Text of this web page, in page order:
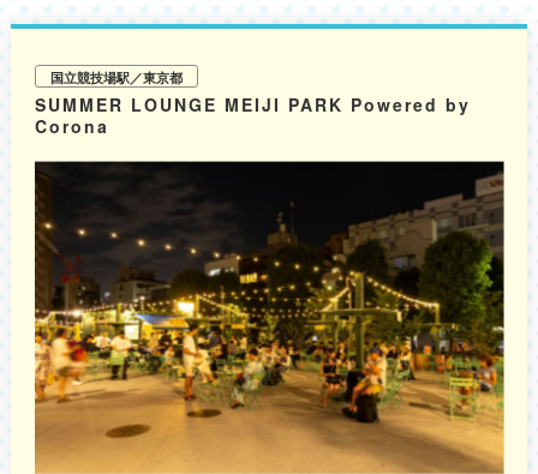
適にプレイ！「体感型スポーツゲーム」 プレイヤーの実際の動きに合わせ
効いた涼しい室内だからこそ、全身を使ったアクティビティを全力でプレイ
していただけます。 ④キンキンに冷えたラムネで乾杯！ 会場入口やデッキ
付近では、夏祭りのマストアイテム「ラムネ」などのキンキンに冷えたドリ
ンクも販売。お台場海浜公園でお散歩途中の休憩にもぴったりで、お祭り気
分を存分に味わえます。 ※内容の詳細は公式サイトをご確認ください。
国立競技場駅／東京都
SUMMER LOUNGE MEIJI PARK Powered by
Corona